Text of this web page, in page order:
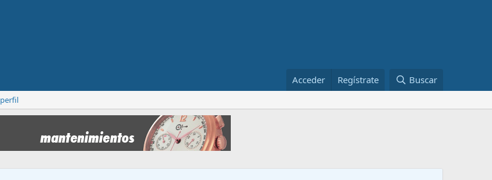
Acceder Regístrate Buscar